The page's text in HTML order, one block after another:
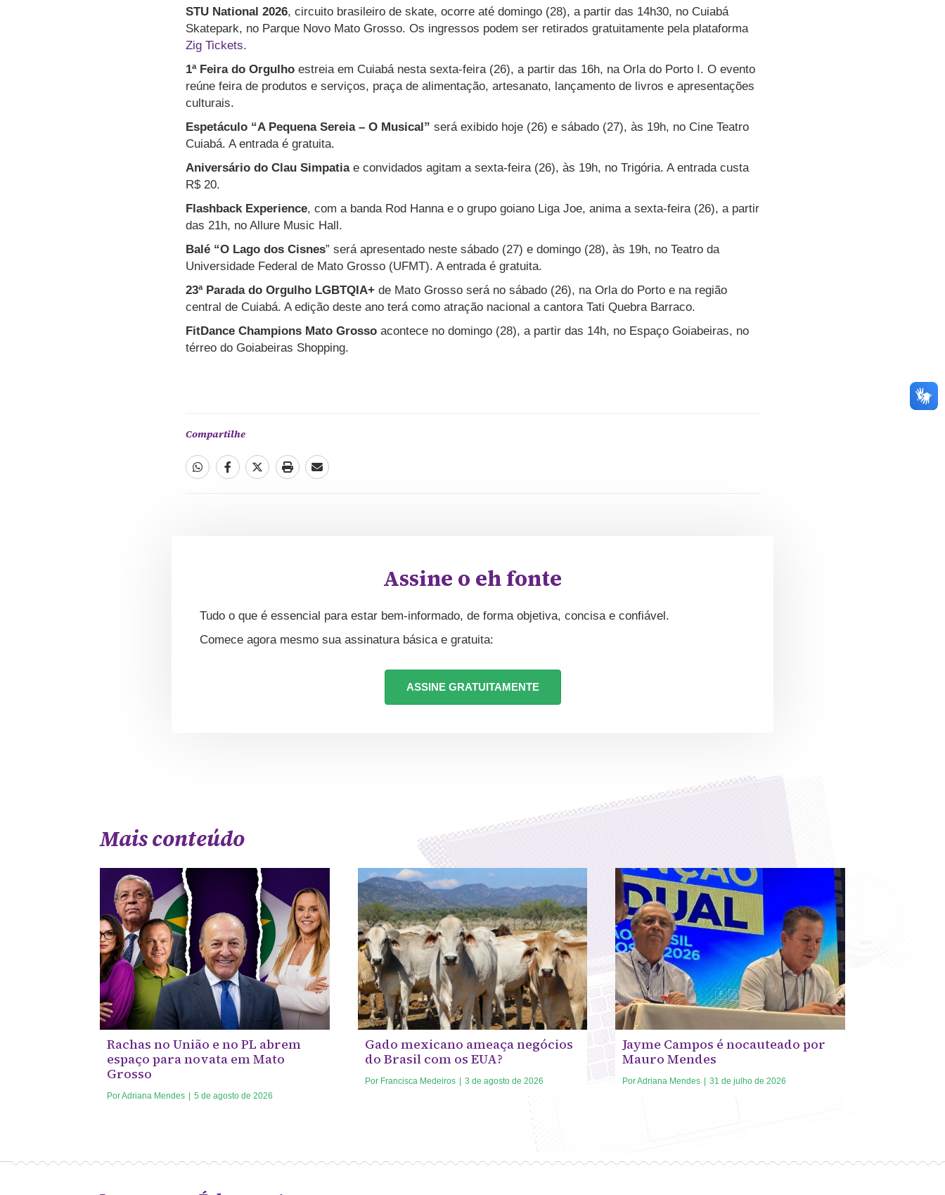
STU National 2026, circuito brasileiro de skate, ocorre até domingo (28), a partir das 14h30, no Cuiabá
Skatepark, no Parque Novo Mato Grosso. Os ingressos podem ser retirados gratuitamente pela plataforma
Zig Tickets.
1ª Feira do Orgulho estreia em Cuiabá nesta sexta-feira (26), a partir das 16h, na Orla do Porto I. O evento
reúne feira de produtos e serviços, praça de alimentação, artesanato, lançamento de livros e apresentações
culturais.
Espetáculo “A Pequena Sereia – O Musical” será exibido hoje (26) e sábado (27), às 19h, no Cine Teatro
Cuiabá. A entrada é gratuita.
Aniversário do Clau Simpatia e convidados agitam a sexta-feira (26), às 19h, no Trigória. A entrada custa
R$ 20.
Flashback Experience, com a banda Rod Hanna e o grupo goiano Liga Joe, anima a sexta-feira (26), a partir
das 21h, no Allure Music Hall.
Balé “O Lago dos Cisnes” será apresentado neste sábado (27) e domingo (28), às 19h, no Teatro da
Universidade Federal de Mato Grosso (UFMT). A entrada é gratuita.
23ª Parada do Orgulho LGBTQIA+ de Mato Grosso será no sábado (26), na Orla do Porto e na região
central de Cuiabá. A edição deste ano terá como atração nacional a cantora Tati Quebra Barraco.
FitDance Champions Mato Grosso acontece no domingo (28), a partir das 14h, no Espaço Goiabeiras, no
térreo do Goiabeiras Shopping.
Compartilhe
Assine o eh fonte
Tudo o que é essencial para estar bem-informado, de forma objetiva, concisa e confiável.
Comece agora mesmo sua assinatura básica e gratuita:
ASSINE GRATUITAMENTE
Mais conteúdo
Rachas no União e no PL abrem
espaço para novata em Mato
Grosso
PorAdriana Mendes 5 de agosto de 2026
Gado mexicano ameaça negócios
do Brasil com os EUA?
Por Francisca Medeiros 3 de agosto de 2026
Jayme Campos é nocauteado por
Mauro Mendes
PorAdriana Mendes 31 de julho de 2026